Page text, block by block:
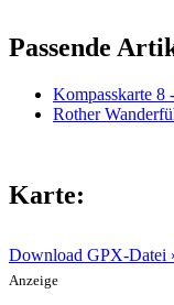
Passende
Kompasskarte 8
Rother
Karte:
Download GPX-Datei
Anzeige